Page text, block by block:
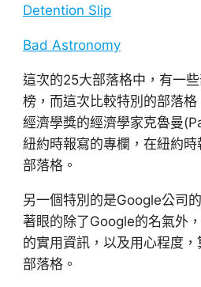
Detention Slip
Bad Astronomy
這次的25大部落格中，有一
榜，而這次比較特別的部落
經濟學獎的經濟學家克魯曼
紐約時報寫的專欄，在紐約
部落格。
另一個特別的是Google公司
著眼的除了Google的名氣外
的實用資訊，以及用心程度
部落格。